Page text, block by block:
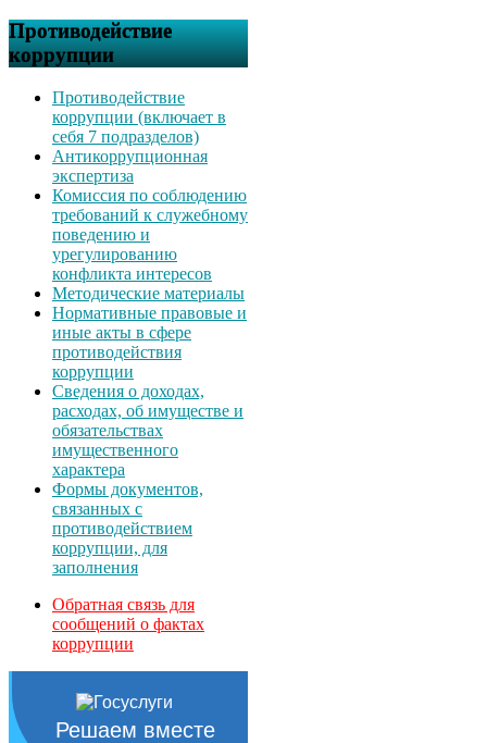
Противодействие
коррупции
Противодействие
коррупции (включает в
себя 7 подразделов)
Антикоррупционная
экспертиза
Комиссия по соблюдению
требований к служебному
поведению и
урегулированию
конфликта интересов
Методические материалы
Нормативные правовые и
иные акты в сфере
противодействия
коррупции
Сведения о доходах,
расходах, об имуществе и
обязательствах
имущественного
характера
Формы документов,
связанных с
противодействием
коррупции, для
заполнения
Обратная связь для
сообщений о фактах
коррупции
Решаем вместе